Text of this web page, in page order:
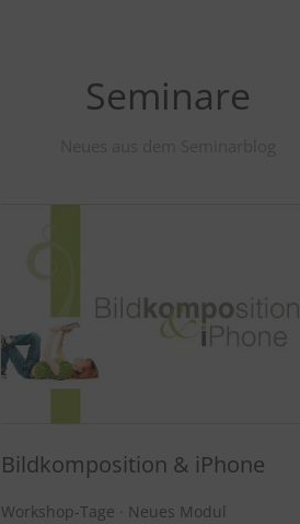
Seminare
Bildkomposition & iPhone
Workshop-Tage · Neues Modul